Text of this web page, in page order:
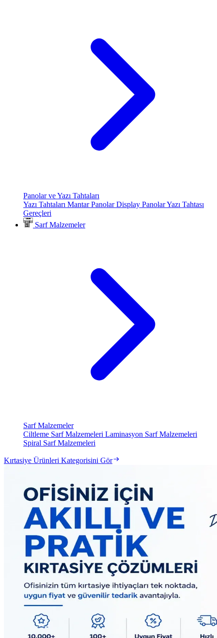
Panolar ve Yazı Tahtaları
Yazı Tahtaları Mantar PanolarDisplay PanolarYazı Tahtası
Gereçleri
Sarf Malzemeler
Sarf Malzemeler
Ciltleme Sarf Malzemeleri Laminasyon Sarf Malzemeleri
Spiral Sarf Malzemeleri
Kırtasiye Ürünleri Kategorisini Gör